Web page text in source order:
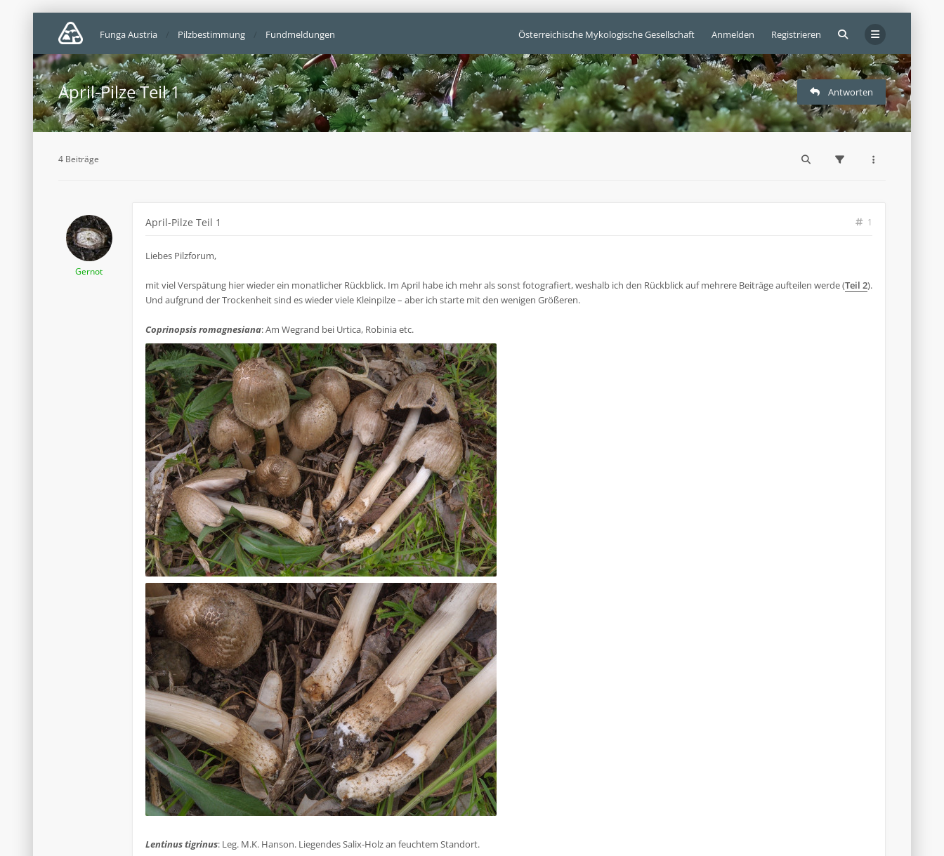
Österreichische Mykologische Gesellschaft Anmelden Registrieren
Funga Austria Pilzbestimmung Fundmeldungen
April-Pilze Teil 1 Antworten
4 Beiträge
Gernot
April-Pilze Teil 1 1
Liebes Pilzforum,
mit viel Verspätung hier wieder ein monatlicher Rückblick. Im April habe ich mehr als sonst fotografiert, weshalb ich den Rückblick auf mehrere Beiträge aufteilen werde (Teil 2).
Und aufgrund der Trockenheit sind es wieder viele Kleinpilze – aber ich starte mit den wenigen Größeren.
Coprinopsis romagnesiana: Am Wegrand bei Urtica, Robinia etc.
Lentinus tigrinus: Leg. M.K. Hanson. Liegendes Salix-Holz an feuchtem Standort.